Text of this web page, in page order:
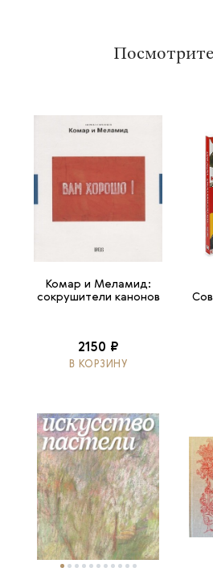
Комар и Меламид:
сокрушители канонов
2150 ₽
В КОРЗИНУ